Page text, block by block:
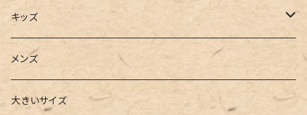
2点セット
3点セット
4点セット
ウォレット
カードケース
キーケース
ヨガソックス
ヨガグッズ
ヨガマット
キッズ
Girls
水着
Boys
メンズ
大きいサイズ